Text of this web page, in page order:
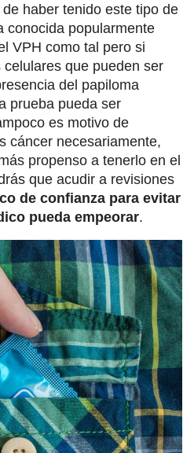
haber tenido este tipo de
conocida popularmente
VPH como tal pero si
que pueden ser
del papiloma
prueba pueda ser
es motivo de
cáncer necesariamente,
propenso a tenerlo en el
que acudir a revisiones
de confianza para evitar
pueda empeorar.